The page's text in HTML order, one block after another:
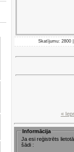
Skatījumu: 2800
«
Informācija
Ja esi reģistrēts
šādi :